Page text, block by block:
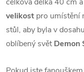
velikost pro umístění
stůl, aby byla v
oblíbený světDemon